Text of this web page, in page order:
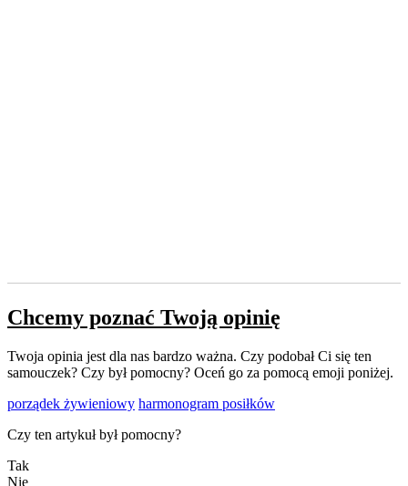
Chcemy poznać Twoją opinię
Twoja opinia jest dla nas bardzo ważna. Czy podobał Ci się ten
samouczek? Czy był pomocny? Oceń go za pomocą emoji poniżej.
porządek żywieniowy harmonogram posiłków
Czy ten artykuł był pomocny?
Tak
Nie